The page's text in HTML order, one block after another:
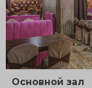
Основной зал